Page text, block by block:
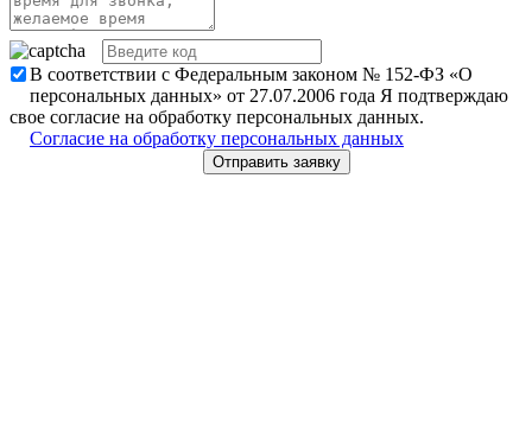
В соответствии с Федеральным законом № 152-ФЗ «О
персональных данных» от 27.07.2006 года Я подтверждаю
свое согласие на обработку персональных данных.
Согласие на обработку персональных данных